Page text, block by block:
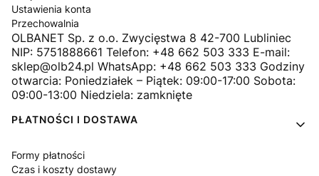
Ustawienia konta
Przechowalnia
OLBANET Sp. z o.o. Zwycięstwa 8 42-700 Lubliniec
NIP: 5751888661 Telefon: +48 662 503 333 E-mail:
sklep@olb24.pl WhatsApp: +48 662 503 333 Godziny
otwarcia: Poniedziałek – Piątek: 09:00-17:00 Sobota:
09:00-13:00 Niedziela: zamknięte
PŁATNOŚCI I DOSTAWA
Formy płatności
Czas i koszty dostawy